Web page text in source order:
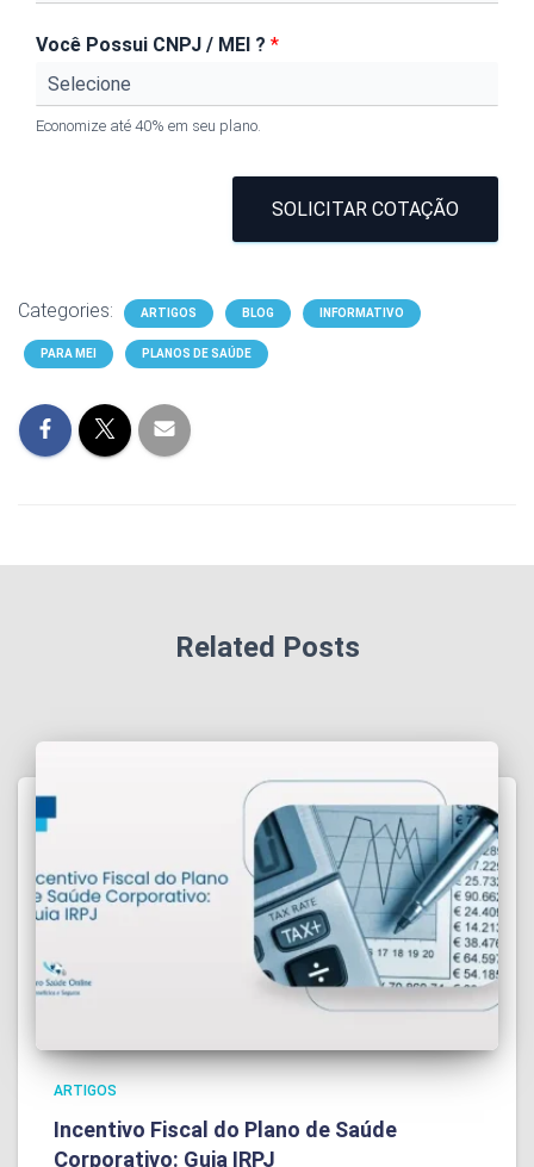
Você Possui CNPJ / MEI ? *
Economize até 40% em seu plano.
SOLICITAR COTAÇÃO
Categories: ARTIGOS BLOG INFORMATIVO
PARA MEI PLANOS DE SAÚDE
Related Posts
ARTIGOS
Incentivo Fiscal do Plano de Saúde
Corporativo: Guia IRPJ